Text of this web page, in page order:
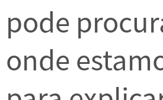
pode
onde